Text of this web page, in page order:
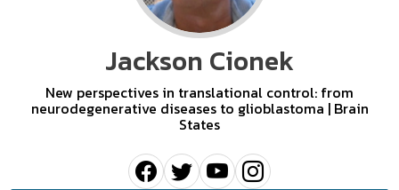
Jackson Cionek
New perspectives in translational control: from
neurodegenerative diseases to glioblastoma | Brain
States